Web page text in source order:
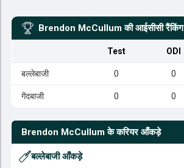
Brendon McCullum की आईसीसी रैंकिंग
Test ODI
बल्लेबाजी 0 0
गेंदबाजी 0 0
Brendon McCullum के करियर आँकड़े
बल्लेबाजी आँकड़े